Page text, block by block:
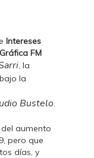
Intereses
FM
, la
la
Bustelo.
aumento
pero que
días, y